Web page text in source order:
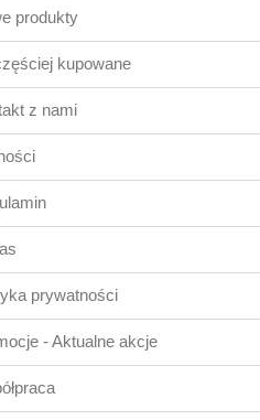
produkty
kupowane
z nami
prywatności
- Aktualne akcje